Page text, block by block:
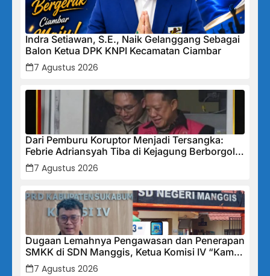
Indra Setiawan, S.E., Naik Gelanggang Sebagai
Balon Ketua DPK KNPI Kecamatan Ciambar
7 Agustus 2026
Dari Pemburu Koruptor Menjadi Tersangka:
Febrie Adriansyah Tiba di Kejagung Berborgol,
Bawa Map Biru dan Senyum Penuh Teka-teki
7 Agustus 2026
Dugaan Lemahnya Pengawasan dan Penerapan
SMKK di SDN Manggis, Ketua Komisi IV “Kami
Tidak Akan Segan Menindak”
7 Agustus 2026